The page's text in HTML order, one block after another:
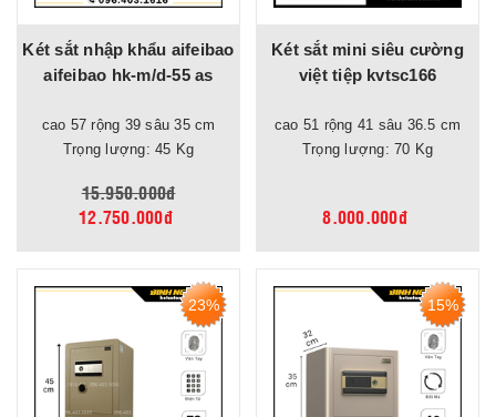
Két sắt nhập khẩu aifeibao
aifeibao hk-m/d-55 as
cao 57 rộng 39 sâu 35 cm
Trọng lượng: 45 Kg
15.950.000đ
12.750.000đ
Két sắt mini siêu cường
việt tiệp kvtsc166
cao 51 rộng 41 sâu 36.5 cm
Trọng lượng: 70 Kg
8.000.000đ
23% 15%